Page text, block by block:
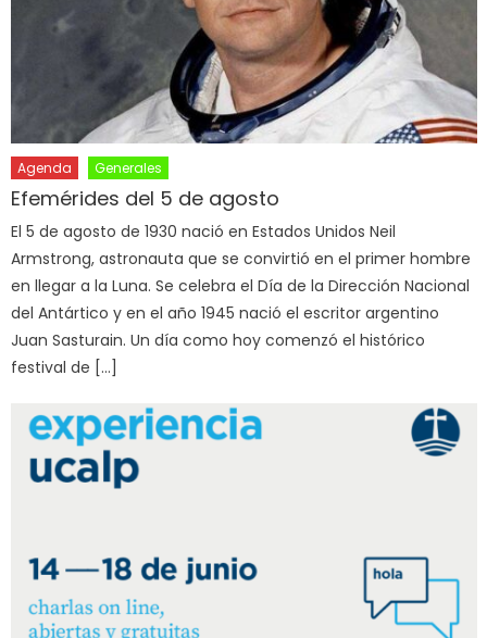
Agenda Generales
Efemérides del 5 de agosto
El 5 de agosto de 1930 nació en Estados Unidos Neil
Armstrong, astronauta que se convirtió en el primer hombre
en llegar a la Luna. Se celebra el Día de la Dirección Nacional
del Antártico y en el año 1945 nació el escritor argentino
Juan Sasturain. Un día como hoy comenzó el histórico
festival de […]